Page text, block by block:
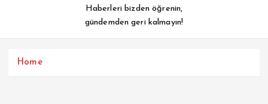
Haberleri bizden öğrenin,
gündemden geri kalmayın!
Home